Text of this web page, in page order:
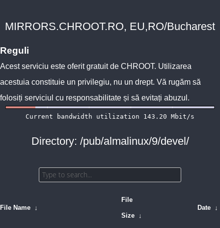
MIRRORS.CHROOT.RO, EU,RO/Bucharest
Reguli
Acest serviciu este oferit gratuit de CHROOT. Utilizarea
acestuia constituie un privilegiu, nu un drept. Vă rugăm să
folosiți serviciul cu responsabilitate și să evitați abuzul.
Directory: /pub/almalinux/9/devel/
File Name ↓
File
Size ↓
Date ↓